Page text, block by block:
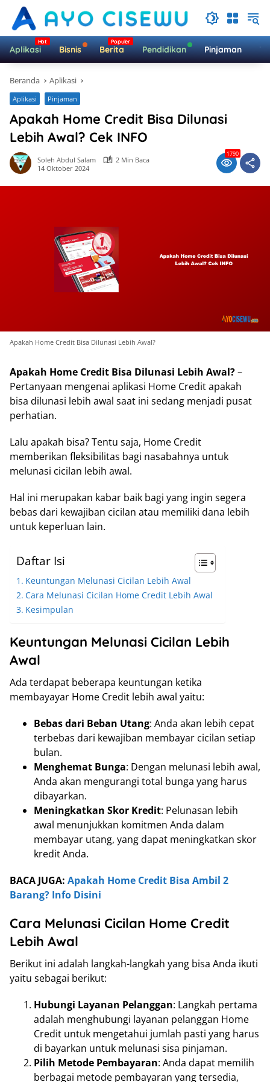
Langsung
konten
Aplikasi Bisnis Berita Pendidikan Pinjaman
Beranda Aplikasi
Aplikasi Pinjaman
Apakah Home Credit Bisa Dilunasi
Lebih Awal? Cek INFO
Soleh Abdul Salam
2 Min Baca
14 Oktober 2024
1790
Apakah Home Credit Bisa Dilunasi Lebih Awal?
Apakah Home Credit Bisa Dilunasi Lebih Awal?–
Pertanyaan mengenai aplikasi Home Credit apakah
bisa dilunasi lebih awal saat ini sedang menjadi pusat
perhatian.
Lalu apakah bisa? Tentu saja, Home Credit
memberikan fleksibilitas bagi nasabahnya untuk
melunasi cicilan lebih awal.
Hal ini merupakan kabar baik bagi yang ingin segera
bebas dari kewajiban cicilan atau memiliki dana lebih
untuk keperluan lain.
Daftar Isi
Keuntungan Melunasi Cicilan Lebih Awal
Cara Melunasi Cicilan Home Credit Lebih Awal
Kesimpulan
Keuntungan Melunasi Cicilan Lebih
Awal
Ada terdapat beberapa keuntungan ketika
membayayar Home Credit lebih awal yaitu:
Bebas dari Beban Utang: Anda akan lebih cepat
terbebas dari kewajiban membayar cicilan setiap
bulan.
Menghemat Bunga: Dengan melunasi lebih awal,
Anda akan mengurangi total bunga yang harus
dibayarkan.
Meningkatkan Skor Kredit: Pelunasan lebih
awal menunjukkan komitmen Anda dalam
membayar utang, yang dapat meningkatkan skor
kredit Anda.
BACA JUGA: Apakah Home Credit Bisa Ambil 2
Barang? Info Disini
Cara Melunasi Cicilan Home Credit
Lebih Awal
Berikut ini adalah langkah-langkah yang bisa Anda ikuti
yaitu sebagai berikut:
Hubungi Layanan Pelanggan: Langkah pertama
adalah menghubungi layanan pelanggan Home
Credit untuk mengetahui jumlah pasti yang harus
di bayarkan untuk melunasi sisa pinjaman.
Pilih Metode Pembayaran: Anda dapat memilih
berbagai metode pembayaran yang tersedia,